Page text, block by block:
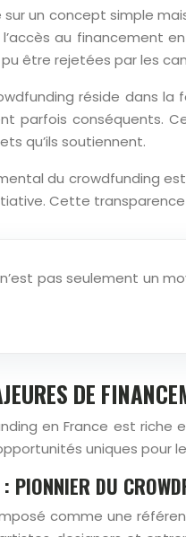
sur un concept simple
au financement
être rejetées par les
réside dans
parfois conséquents.
qu’ils soutiennent.
du crowdfunding
Cette
pas seulement un
DE
en France est
uniques pour
PIONNIER DU
imposé comme une